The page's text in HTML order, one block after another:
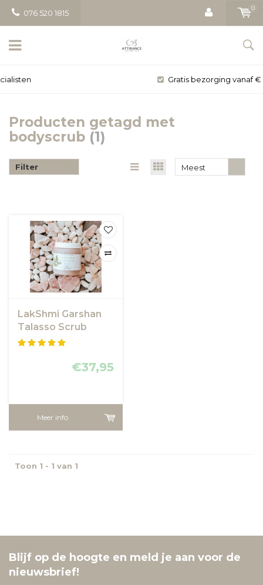
076 520 1815
0
Gratis bezorging vanaf € 50
Producten getagd met
bodyscrub (1)
Filter
Meest
LakShmi Garshan
Talasso Scrub
€37,95
Meer info
Toon 1 - 1 van 1
Blijf op de hoogte en meld je aan voor de
nieuwsbrief!